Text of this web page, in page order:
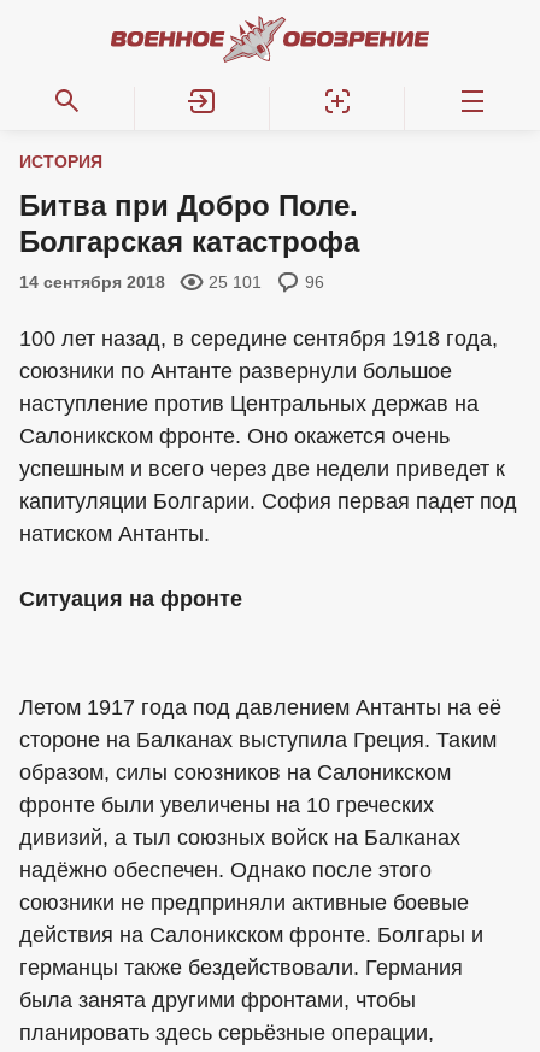
ИСТОРИЯ
Битва при Добро Поле.
Болгарская катастрофа
14 сентября 2018 25 101 96
100 лет назад, в середине сентября 1918 года,
союзники по Антанте развернули большое
наступление против Центральных держав на
Салоникском фронте. Оно окажется очень
успешным и всего через две недели приведет к
капитуляции Болгарии. София первая падет под
натиском Антанты.
Ситуация на фронте
Летом 1917 года под давлением Антанты на её
стороне на Балканах выступила Греция. Таким
образом, силы союзников на Салоникском
фронте были увеличены на 10 греческих
дивизий, а тыл союзных войск на Балканах
надёжно обеспечен. Однако после этого
союзники не предприняли активные боевые
действия на Салоникском фронте. Болгары и
германцы также бездействовали. Германия
была занята другими фронтами, чтобы
планировать здесь серьёзные операции,